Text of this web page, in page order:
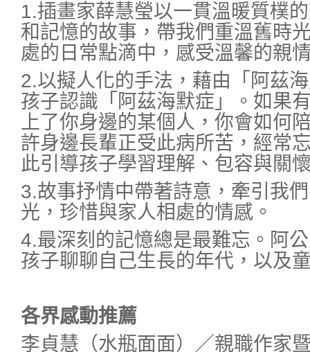
1.插畫家薛慧瑩以一貫溫暖質樸
和記憶的故事，帶我們重溫舊時
處的日常點滴中，感受溫馨的親
2.以擬人化的手法，藉由「阿茲
孩子認識「阿茲海默症」。如果
上了你身邊的某個人，你會如何
許身邊長輩正受此病所苦，經常
此引導孩子學習理解、包容與關
3.故事抒情中帶著詩意，牽引我
光，珍惜與家人相處的情感。
4.最深刻的記憶總是最難忘。阿
孩子聊聊自己生長的年代，以
各界感動推薦
李貞慧（水瓶面面）／親職作家